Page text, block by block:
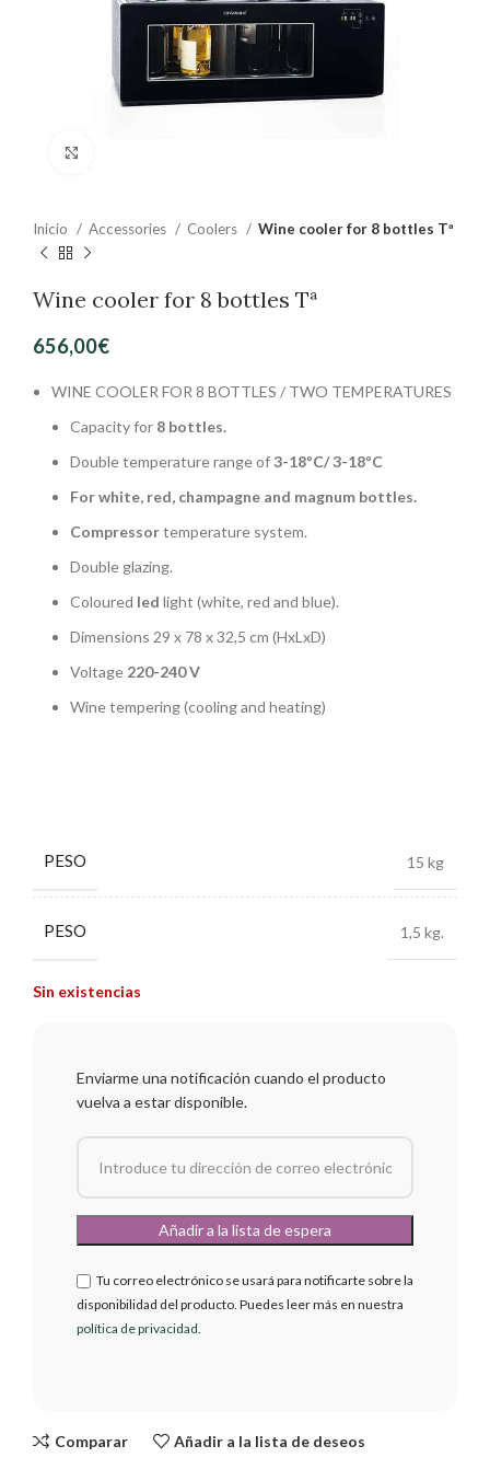
Inicio Accessories Coolers Wine cooler for 8 bottles Tª
Wine cooler for 8 bottles Tª
656,00€
WINE COOLER FOR 8 BOTTLES / TWO TEMPERATURES
Capacity for 8 bottles.
Double temperature range of3-18ºC/ 3-18ºC
For white, red, champagne and magnum bottles.
Compressortemperature system.
Double glazing.
Coloured led light (white, red and blue).
Dimensions 29 x 78 x 32,5 cm (HxLxD)
Voltage 220-240 V
Wine tempering (cooling and heating)
PESO 15 kg
PESO 1,5 kg.
Sin existencias
Enviarme una notificación cuando el producto
vuelva a estar disponible.
Tu correo electrónico se usará para notificarte sobre la
disponibilidad del producto. Puedes leer más en nuestra
política de privacidad.
Comparar Añadir a la lista de deseos